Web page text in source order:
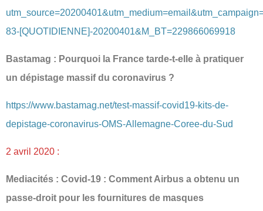
83-[QUOTIDIENNE]-20200401&M_BT=229866069918
Bastamag : Pourquoi la France tarde-t-elle à pratiquer
un dépistage massif du coronavirus ?
https://www.bastamag.net/test-massif-covid19-kits-de-
depistage-coronavirus-OMS-Allemagne-Coree-du-Sud
2 avril 2020 :
Mediacités : Covid‐19 : Comment Airbus a obtenu un
passe‐droit pour les fournitures de masques